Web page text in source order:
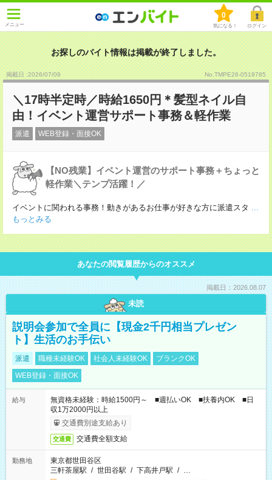
メニュー
0
気になる！ ログイン
お探しのバイト情報は掲載が終了しました。
掲載日 :2026/07/09 No.TMPE26-0519785
＼17時半定時／時給1650円＊髪型ネイル自
由！イベント運営サポート事務＆軽作業
派遣 WEB登録・面接OK
【NO残業】イベント運営のサポート事務＋ちょっと
軽作業＼テンプ活躍！／
イベントに関われる事務！動きがあるお仕事が好きな方に派遣スタ ...
もっとみる
あなたの閲覧履歴からのオススメ
掲載日：2026.08.07
未読
説明会参加で全員に【現金2千円相当プレゼン
ト】生活のお手伝い
派遣 職種未経験OK 社会人未経験OK
ブランクOK
WEB登録・面接OK
給与
無資格未経験：時給1500円～ ■週払いOK ■扶養内OK ■日
収1万2000円以上
交通費別途支給あり
交通費 交通費全額支給
勤務地
東京都世田谷区
三軒茶屋駅 / 世田谷駅 / 下高井戸駅 / …